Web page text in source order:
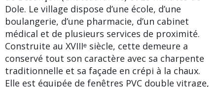
Dole. Le village dispose d’une école, d’une
boulangerie, d’une pharmacie, d’un cabinet
médical et de plusieurs services de proximité.
Construite au XVIIIᵉ siècle, cette demeure a
conservé tout son caractère avec sa charpente
traditionnelle et sa façade en crépi à la chaux.
Elle est équipée de fenêtres PVC double vitrage,